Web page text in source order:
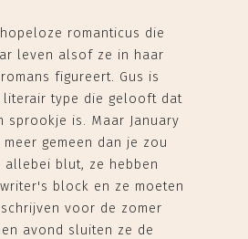
romanticus die
leven alsof ze in haar
figureert. Gus is
literair type die gelooft dat
sprookje is. Maar January
meer gemeen dan je zou
allebei blut, ze hebben
block en ze moeten
voor de zomer
avond sluiten ze de